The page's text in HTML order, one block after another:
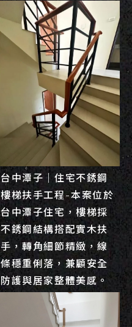
台中潭子｜住宅不銹鋼
樓梯扶手工程-本案位於
台中潭子住宅，樓梯採
不銹鋼結構搭配實木扶
手，轉角細節精緻，線
條穩重俐落，兼顧安全
防護與居家整體美感。